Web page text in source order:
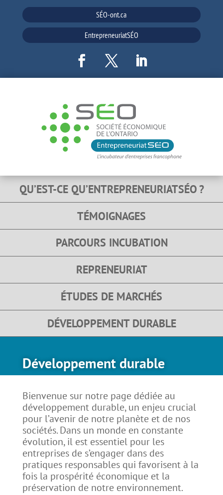
SÉO-ont.ca
EntrepreneuriatSÉO
QU’EST-CE QU’ENTREPRENEURIATSÉO ?
TÉMOIGNAGES
PARCOURS INCUBATION
REPRENEURIAT
ÉTUDES DE MARCHÉS
DÉVELOPPEMENT DURABLE
Développement durable
Bienvenue sur notre page dédiée au
développement durable, un enjeu crucial
pour l’avenir de notre planète et de nos
sociétés. Dans un monde en constante
évolution, il est essentiel pour les
entreprises de s’engager dans des
pratiques responsables qui favorisent à la
fois la prospérité économique et la
préservation de notre environnement.